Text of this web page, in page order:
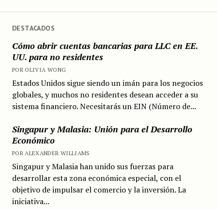
DESTACADOS
Cómo abrir cuentas bancarias para LLC en EE.
UU. para no residentes
POR OLIVIA WONG
Estados Unidos sigue siendo un imán para los negocios
globales, y muchos no residentes desean acceder a su
sistema financiero. Necesitarás un EIN (Número de...
Singapur y Malasia: Unión para el Desarrollo
Económico
POR ALEXANDER WILLIAMS
Singapur y Malasia han unido sus fuerzas para
desarrollar esta zona económica especial, con el
objetivo de impulsar el comercio y la inversión. La
iniciativa...